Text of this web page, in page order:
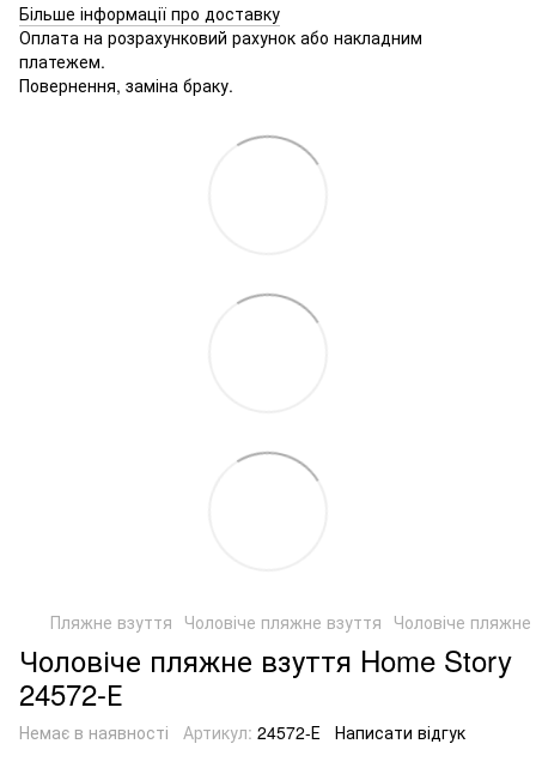
Більше інформації про доставку
Оплата на розрахунковий рахунок або накладним
платежем.
Повернення, заміна браку.
Пляжне взуття Чоловіче пляжне взуття Чоловіче
Чоловіче пляжне взуття Home Story
24572-Е
Немає в наявності Артикул: 24572-Е Написати відгук